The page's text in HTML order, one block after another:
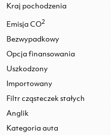
Kraj pochodzenia
Emisja CO2
Bezwypadkowy
Opcja finansowania
Uszkodzony
Importowany
Filtr cząsteczek stałych
Anglik
Kategoria auta